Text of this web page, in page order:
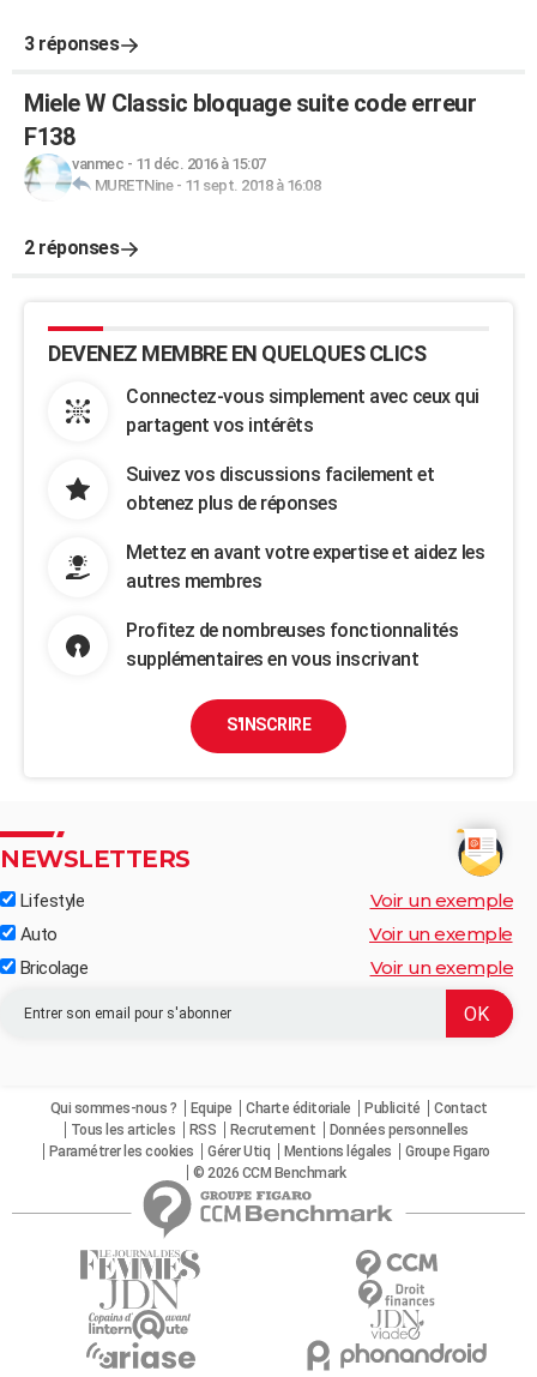
3 réponses
Miele W Classic bloquage suite code erreur
F138
vanmec - 11 déc. 2016 à 15:07
MURETNine- 11 sept. 2018 à 16:08
2 réponses
DEVENEZ MEMBRE EN QUELQUES CLICS
Connectez-vous simplement avec ceux qui
partagent vos intérêts
Suivez vos discussions facilement et
obtenez plus de réponses
Mettez en avant votre expertise et aidez les
autres membres
Profitez de nombreuses fonctionnalités
supplémentaires en vous inscrivant
S'INSCRIRE
NEWSLETTERS
Lifestyle Voir un exemple
Auto Voir un exemple
Bricolage Voir un exemple
Qui sommes-nous ? Equipe Charte éditoriale Publicité
Contact
Tous les articles
RSS Recrutement
Données personnelles
Paramétrer les cookies
Gérer Utiq Mentions légales
Groupe Figaro
© 2026 CCM Benchmark